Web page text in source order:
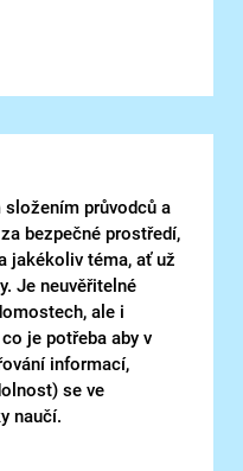
průvodců a
bezpečné prostředí,
jakékoliv téma, ať už
Je neuvěřitelné
ale i
je potřeba aby v
informací,
se ve
naučí.